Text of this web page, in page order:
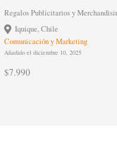
Regalos Publicitarios y
Iquique, Chile
Comunicación y Marketing
Añadido el diciembre 10, 2025
$7.990